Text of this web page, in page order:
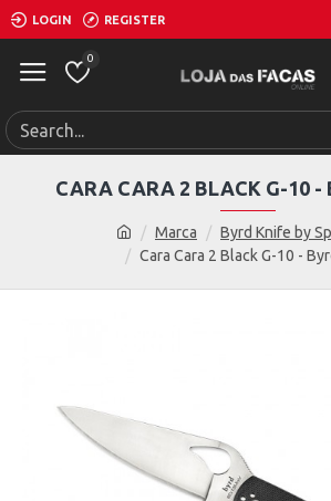
LOGIN REGISTER
0
Marca
Byrd Knife by
Cara Cara 2 Black G-10 -
CARA CARA 2 BLACK G-10 -